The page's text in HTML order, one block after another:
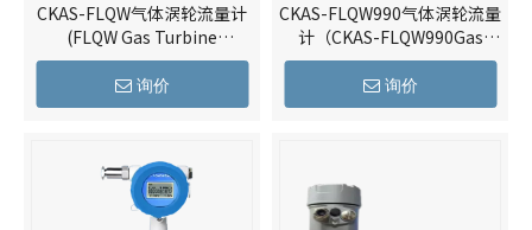
CKAS-FLQW气体涡轮流量计
(FLQW Gas Turbine
Flowmeter)
询价
CKAS-FLQW990气体涡轮流量
计（CKAS-FLQW990Gas
turbine flowmeter）
询价